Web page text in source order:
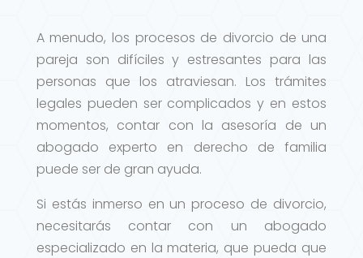
A menudo, los procesos de divorcio de una
pareja son difíciles y estresantes para las
personas que los atraviesan. Los trámites
legales pueden ser complicados y en estos
momentos, contar con la asesoría de un
abogado experto en derecho de familia
puede ser de gran ayuda.
Si estás inmerso en un proceso de divorcio,
necesitarás contar con un abogado
especializado en la materia, que pueda que